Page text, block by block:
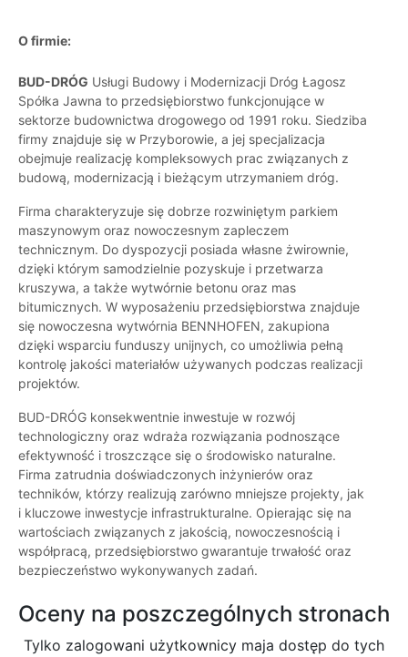
O firmie:
BUD-DRÓG Usługi Budowy i Modernizacji Dróg Łagosz
Spółka Jawna to przedsiębiorstwo funkcjonujące w
sektorze budownictwa drogowego od 1991 roku. Siedziba
firmy znajduje się w Przyborowie, a jej specjalizacja
obejmuje realizację kompleksowych prac związanych z
budową, modernizacją i bieżącym utrzymaniem dróg.
Firma charakteryzuje się dobrze rozwiniętym parkiem
maszynowym oraz nowoczesnym zapleczem
technicznym. Do dyspozycji posiada własne żwirownie,
dzięki którym samodzielnie pozyskuje i przetwarza
kruszywa, a także wytwórnie betonu oraz mas
bitumicznych. W wyposażeniu przedsiębiorstwa znajduje
się nowoczesna wytwórnia BENNHOFEN, zakupiona
dzięki wsparciu funduszy unijnych, co umożliwia pełną
kontrolę jakości materiałów używanych podczas realizacji
projektów.
BUD-DRÓG konsekwentnie inwestuje w rozwój
technologiczny oraz wdraża rozwiązania podnoszące
efektywność i troszczące się o środowisko naturalne.
Firma zatrudnia doświadczonych inżynierów oraz
techników, którzy realizują zarówno mniejsze projekty, jak
i kluczowe inwestycje infrastrukturalne. Opierając się na
wartościach związanych z jakością, nowoczesnością i
współpracą, przedsiębiorstwo gwarantuje trwałość oraz
bezpieczeństwo wykonywanych zadań.
Oceny na poszczególnych stronach
Tylko zalogowani użytkownicy maja dostęp do tych